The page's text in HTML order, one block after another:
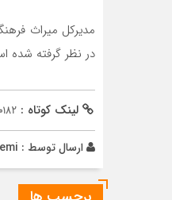
در نظر گرفته شده
لینک کوتاه :
ارسال توسط :